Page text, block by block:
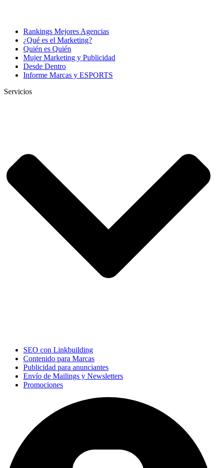
Rankings Mejores Agencias
¿Qué es el Marketing?
Quién es Quién
Mujer Marketing y Publicidad
Desde Dentro
Informe Marcas y ESPORTS
Servicios
SEO con Linkbuilding
Contenido para Marcas
Publicidad para anunciantes
Envío de Mailings y Newsletters
Promociones